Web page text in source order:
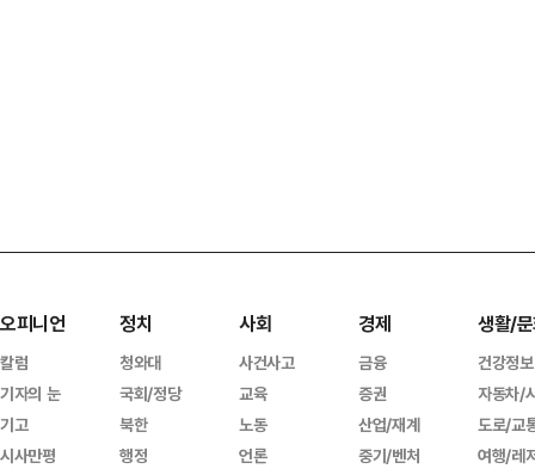
오피니언
칼럼
기자의 눈
기고
시사만평
정치
청와대
국회/정당
북한
행정
사회
사건사고
교육
노동
언론
경제
금융
증권
산업/재계
중기/벤처
생활/
건강정보
자동차/
도로/교
여행/레